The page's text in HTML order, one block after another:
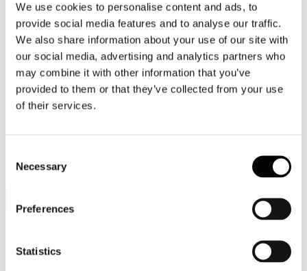
We use cookies to personalise content and ads, to
provide social media features and to analyse our traffic.
We also share information about your use of our site with
our social media, advertising and analytics partners who
may combine it with other information that you’ve
provided to them or that they’ve collected from your use
of their services.
Selection
Necessary
Preferences
Statistics
Viva alla Camera in Lombardia, la Sen. Alessandra
Gallone, candidata per Forza Italia al Senato in
Lombardia, la Sen. Emma Pavanelli, candidata per il Movimento 5
Stelle alla Camera in Umbria, l’On. Alessia Rotta, candidata alla
Camera in Veneto e l’On. Riccardo Zucconi, candidato per Fratelli
d’Italia alla Camera in Toscana.
L’evento sarà introdotto dal Direttore Generale Federazione Carta e
Grafica Massimo Medugno e dal Direttore Generale di Comieco
Set, 2022
#PaperPresents con Bartoli Spa